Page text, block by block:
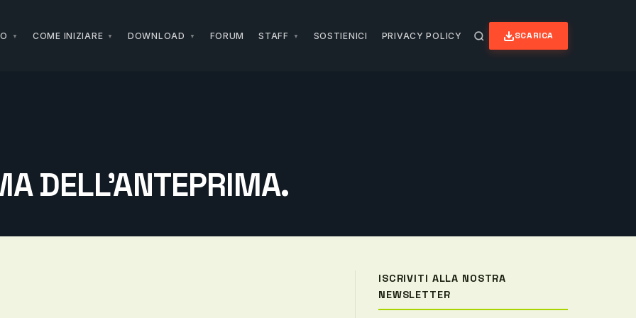
COME INIZIARE DOWNLOAD FORUM STAFF SOSTIENICI PRIVACY POLICY SCARICA
DELL’ANTEPRIMA.
ISCRIVITI ALLA NOSTRA
NEWSLETTER